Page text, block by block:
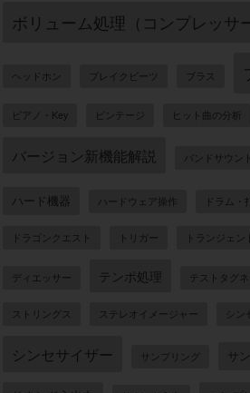
ボリューム処理（コンプレッサ
ヘッドホン ブレイクビーツ ブラス
ピアノ・Key ビンテージ ヒット曲の分析
バージョン新機能解説 バンドサウン
ハード機器 ハードウェア操作 ドラム・
ドラゴンクエスト トリガー トランジェント
ディエッサー テンポ処理 テストタグ
ストリングス ステレオイメージャー シ
シンセサイザー サンプリング サ